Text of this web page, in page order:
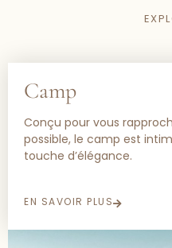
Camp
Conçu pour vous
possible, le camp est
touche d’élégance.
EN SAVOIR PLUS